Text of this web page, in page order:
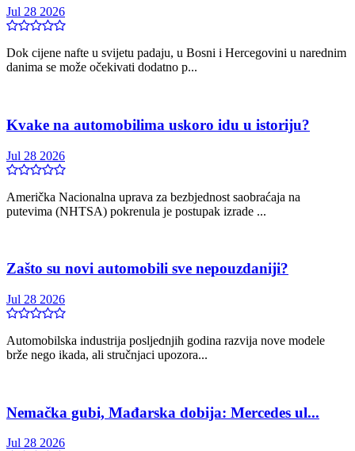
Jul 28 2026
Dok cijene nafte u svijetu padaju, u Bosni i Hercegovini u narednim
danima se može očekivati dodatno p...
Kvake na automobilima uskoro idu u istoriju?
Jul 28 2026
Američka Nacionalna uprava za bezbjednost saobraćaja na
putevima (NHTSA) pokrenula je postupak izrade ...
Zašto su novi automobili sve nepouzdaniji?
Jul 28 2026
Automobilska industrija posljednjih godina razvija nove modele
brže nego ikada, ali stručnjaci upozora...
Nemačka gubi, Mađarska dobija: Mercedes ul...
Jul 28 2026